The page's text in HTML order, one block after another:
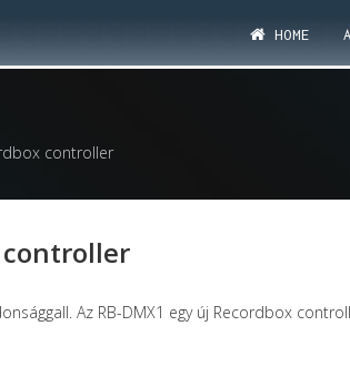
HOME
controller
controller
Az RB-DMX1 egy új Recordbox